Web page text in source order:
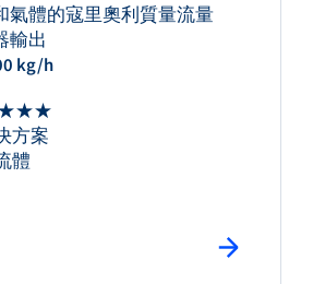
氣體的寇里奧利質量流量
輸出
kg/h
方案
體